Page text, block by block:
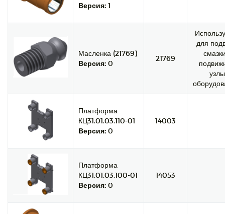
Версия: 1
Масленка (21769)
Версия: 0
21769
для
узлы
Платформа
КЦ31.01.03.110-01
Версия: 0
14003
Платформа
КЦ31.01.03.100-01
Версия: 0
14053